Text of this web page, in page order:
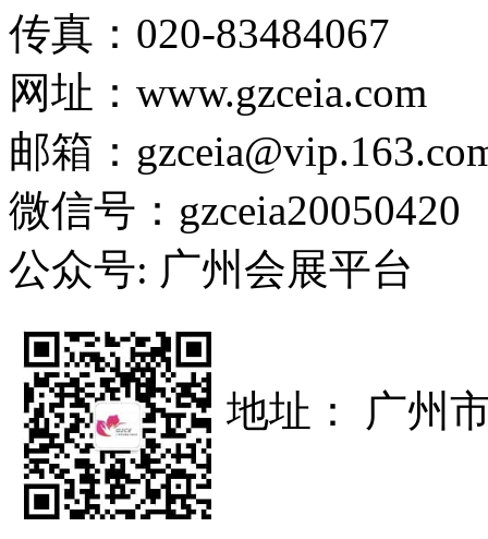
传真：020-83484067
网址：www.gzceia.com
邮箱：
微信号：gzceia20050420
公众号: 广州会展平台
地址： 广州